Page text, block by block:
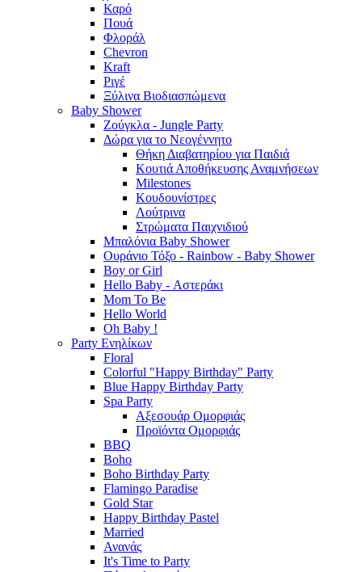
Καρό
Πουά
Φλοράλ
Chevron
Kraft
Ριγέ
Ξύλινα Βιοδιασπώμενα
Baby Shower
Ζούγκλα - Jungle Party
Δώρα για το Νεογέννητο
Θήκη Διαβατηρίου για Παιδιά
Κουτιά Αποθήκευσης Αναμνήσεων
Milestones
Κουδουνίστρες
Λούτρινα
Στρώματα Παιχνιδιού
Μπαλόνια Baby Shower
Ουράνιο Τόξο - Rainbow - Baby Shower
Boy or Girl
Hello Baby - Αστεράκι
Mom To Be
Hello World
Oh Baby !
Party Ενηλίκων
Floral
Colorful "Happy Birthday" Party
Blue Happy Birthday Party
Spa Party
Αξεσουάρ Ομορφιάς
Προϊόντα Ομορφιάς
BBQ
Boho
Boho Birthday Party
Flamingo Paradise
Gold Star
Happy Birthday Pastel
Married
Ανανάς
It's Time to Party